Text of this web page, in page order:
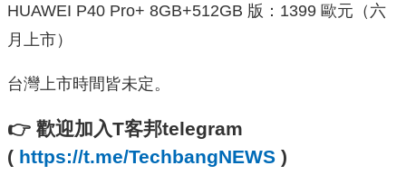
HUAWEI P40 Pro+ 8GB+512GB 版：1399 歐元（六
月上市）
台灣上市時間皆未定。
👉 歡迎加入T客邦telegram
( https://t.me/TechbangNEWS )